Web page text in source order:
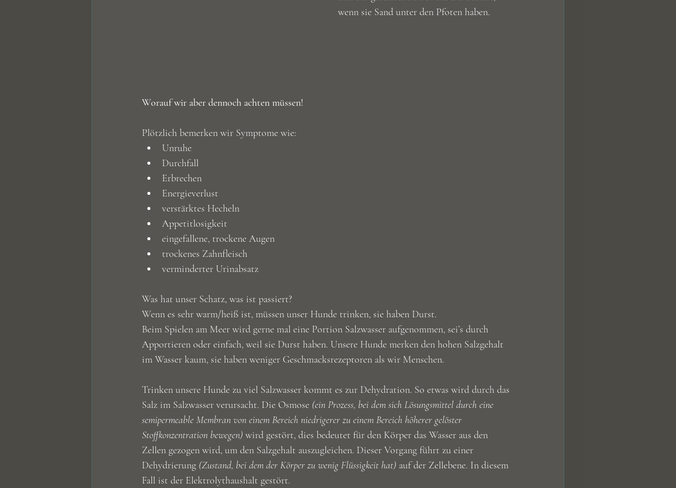
wenn sie Sand unter den Pfoten haben.
Worauf wir aber dennoch achten müssen!
Plötzlich bemerken wir Symptome wie:
Unruhe
Durchfall
Erbrechen
Energieverlust
verstärktes Hecheln
Appetitlosigkeit
eingefallene, trockene Augen
trockenes Zahnfleisch
verminderter Urinabsatz
Was hat unser Schatz, was ist passiert?
Wenn es sehr warm/heiß ist, müssen unser Hunde trinken, sie haben Durst.
Beim Spielen am Meer wird gerne mal eine Portion Salzwasser aufgenommen, sei’s durch
Apportieren oder einfach, weil sie Durst haben. Unsere Hunde merken den hohen Salzgehalt
im Wasser kaum, sie haben weniger Geschmacksrezeptoren als wir Menschen.
Trinken unsere Hunde zu viel Salzwasser kommt es zur Dehydration. So etwas wird durch das
Salz im Salzwasser verursacht. Die Osmose (ein Prozess, bei dem sich Lösungsmittel durch eine
semipermeable Membran von einem Bereich niedrigerer zu einem Bereich höherer gelöster
Stoffkonzentration bewegen) wird gestört, dies bedeutet für den Körper das Wasser aus den
Zellen gezogen wird, um den Salzgehalt auszugleichen. Dieser Vorgang führt zu einer
Dehydrierung (Zustand, bei dem der Körper zu wenig Flüssigkeit hat) auf der Zellebene. In diesem
Fall ist der Elektrolythaushalt gestört.